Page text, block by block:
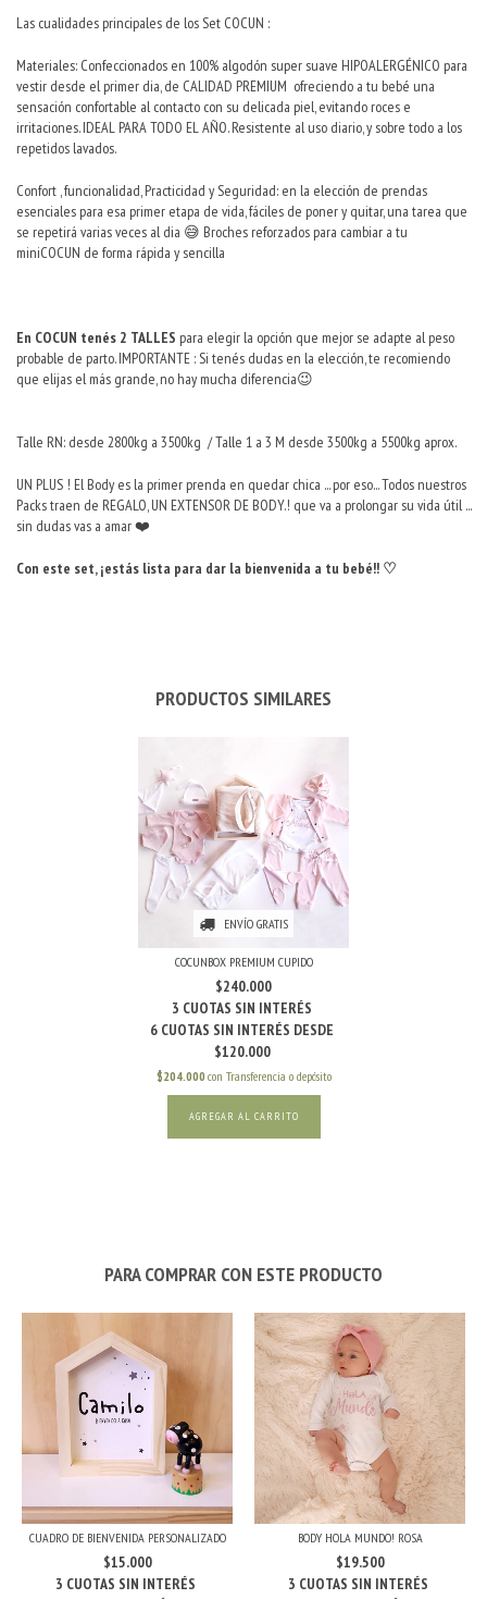
Las cualidades principales de los Set COCUN :
Materiales: Confeccionados en 100% algodón super suave HIPOALERGÉNICO para
vestir desde el primer dia, de CALIDAD PREMIUM ofreciendo a tu bebé una
sensación confortable al contacto con su delicada piel, evitando roces e
irritaciones. IDEAL PARA TODO EL AÑO. Resistente al uso diario, y sobre todo a los
repetidos lavados.
Confort , funcionalidad, Practicidad y Seguridad: en la elección de prendas
esenciales para esa primer etapa de vida, fáciles de poner y quitar, una tarea que
se repetirá varias veces al dia 😅 Broches reforzados para cambiar a tu
miniCOCUN de forma rápida y sencilla
En COCUN tenés 2 TALLES para elegir la opción que mejor se adapte al peso
probable de parto. IMPORTANTE : Si tenés dudas en la elección, te recomiendo
que elijas el más grande, no hay mucha diferencia😉
Talle RN: desde 2800kg a 3500kg / Talle 1 a 3 M desde 3500kg a 5500kg aprox.
UN PLUS ! El Body es la primer prenda en quedar chica ... por eso... Todos nuestros
Packs traen de REGALO, UN EXTENSOR DE BODY.! que va a prolongar su vida útil ...
sin dudas vas a amar ❤️
Con este set, ¡estás lista para dar la bienvenida a tu bebé!! ♡
PRODUCTOS SIMILARES
ENVÍO GRATIS
COCUNBOX PREMIUM CUPIDO
$240.000
$204.000 con Transferencia o depósito
AGREGAR AL CARRITO
PARA COMPRAR CON ESTE PRODUCTO
CUADRO DE BIENVENIDA PERSONALIZADO
$15.000
BODY HOLA MUNDO! ROSA
$19.500